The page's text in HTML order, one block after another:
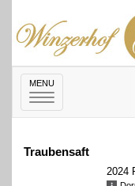
MENU
Toggle
navigation
Traubensaft
2024